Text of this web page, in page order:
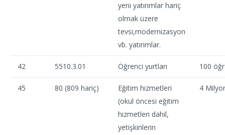
yeni yatırımlar hariç
olmak üzere
tevsi,modernizasyon
vb. yatırımlar.
42 5510.3.01 Öğrenci yurtları 100
45 80 (809 hariç)
Eğitim hizmetleri
(okul öncesi eğitim
hizmetleri dahil,
yetişkinlerin
4